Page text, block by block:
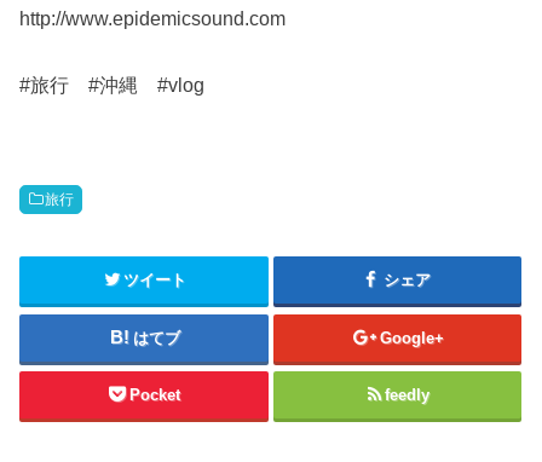
http://www.epidemicsound.com
#旅行 #沖縄 #vlog
旅行
ツイート シェア
はてブ Google+
Pocket feedly